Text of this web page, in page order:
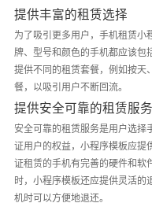
提供丰富的租赁选择
为了吸引更多用户，手机租赁小
牌、型号和颜色的手机都应该包
提供不同的租赁套餐，例如按天
餐，以吸引用户不断回流。
提供安全可靠的租赁服务
安全可靠的租赁服务是用户选择
证用户的权益，小程序模板应提
证租赁的手机有完善的硬件和软
时，小程序模板还应提供灵活
机时可以方便地退还。